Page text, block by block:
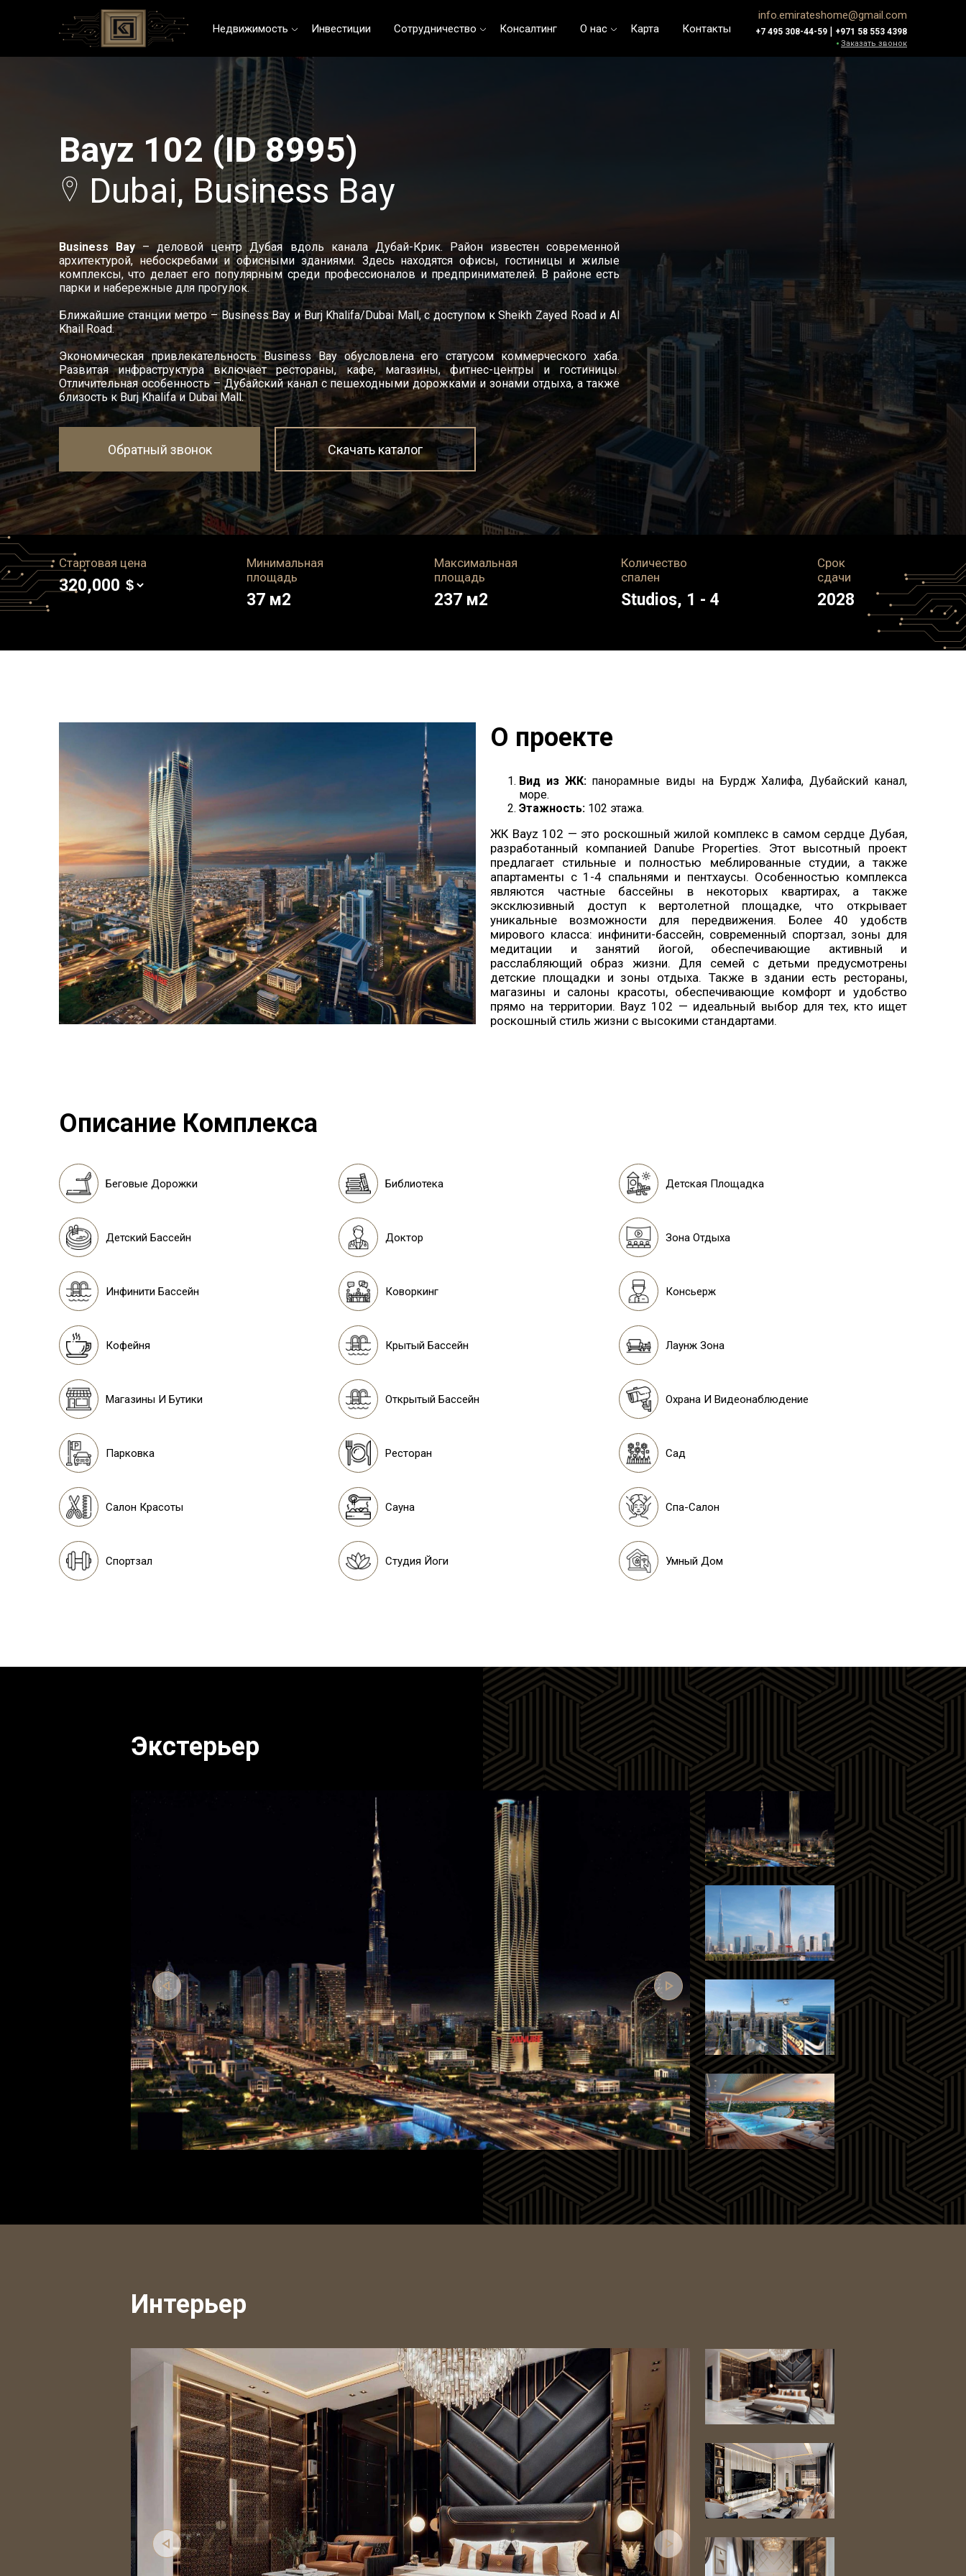
Недвижимость Инвестиции Сотрудничество Консалтинг О нас Карта Контакты
info.emirateshome@gmail.com
+7 495 308-44-59 | +971 58 553 4398
Заказать звонок
Bayz 102 (ID 8995)
Dubai, Business Bay
Business Bay – деловой центр Дубая вдоль канала Дубай-Крик. Район известен современной
архитектурой, небоскребами и офисными зданиями. Здесь находятся офисы, гостиницы и жилые
комплексы, что делает его популярным среди профессионалов и предпринимателей. В районе есть
парки и набережные для прогулок.
Ближайшие станции метро – Business Bay и Burj Khalifa/Dubai Mall, с доступом к Sheikh Zayed Road и Al
Khail Road.
Экономическая привлекательность Business Bay обусловлена его статусом коммерческого хаба.
Развитая инфраструктура включает рестораны, кафе, магазины, фитнес-центры и гостиницы.
Отличительная особенность – Дубайский канал с пешеходными дорожками и зонами отдыха, а также
близость к Burj Khalifa и Dubai Mall.
Обратный звонок Скачать каталог
Стартовая цена
320,000
Минимальная
площадь
37м2
Максимальная
площадь
237м2
Количество
спален
Studios, 1 - 4
Срок
сдачи
2028
О проекте
Вид из ЖК:панорамные виды на Бурдж Халифа, Дубайский канал,
море.
Этажность: 102 этажа.
ЖК Bayz 102 — это роскошный жилой комплекс в самом сердце Дубая,
разработанный компанией Danube Properties. Этот высотный проект
предлагает стильные и полностью меблированные студии, а также
апартаменты с 1-4 спальнями и пентхаусы. Особенностью комплекса
являются частные бассейны в некоторых квартирах, а также
эксклюзивный доступ к вертолетной площадке, что открывает
уникальные возможности для передвижения. Более 40 удобств
мирового класса: инфинити-бассейн, современный спортзал, зоны для
медитации и занятий йогой, обеспечивающие активный и
расслабляющий образ жизни. Для семей с детьми предусмотрены
детские площадки и зоны отдыха. Также в здании есть рестораны,
магазины и салоны красоты, обеспечивающие комфорт и удобство
прямо на территории. Bayz 102 — идеальный выбор для тех, кто ищет
роскошный стиль жизни с высокими стандартами.
Описание Комплекса
Беговые Дорожки Библиотека Детская Площадка
Детский Бассейн Доктор Зона Отдыха
Инфинити Бассейн Коворкинг Консьерж
Кофейня Крытый Бассейн Лаунж Зона
Магазины И Бутики Открытый Бассейн Охрана И Видеонаблюдение
Парковка Ресторан Сад
Салон Красоты Сауна Спа-Салон
Спортзал Студия Йоги Умный Дом
Экстерьер
Интерьер